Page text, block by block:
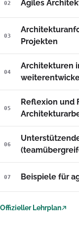
02 Agiles
03
Projekten
04
Architekturen
05
Reflexion und
06
07 Beispiele für
Offizieller Lehrplan
(externer Link)